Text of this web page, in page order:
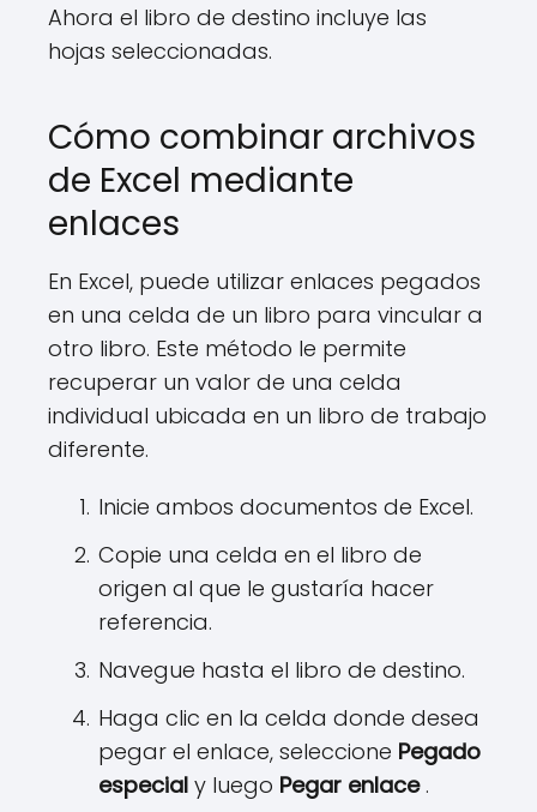
Ahora el libro de destino incluye las
hojas seleccionadas.
Cómo combinar archivos
de Excel mediante
enlaces
En Excel, puede utilizar enlaces pegados
en una celda de un libro para vincular a
otro libro. Este método le permite
recuperar un valor de una celda
individual ubicada en un libro de trabajo
diferente.
Inicie ambos documentos de Excel.
Copie una celda en el libro de
origen al que le gustaría hacer
referencia.
Navegue hasta el libro de destino.
Haga clic en la celda donde desea
pegar el enlace, seleccione Pegado
especial y luego Pegar enlace.